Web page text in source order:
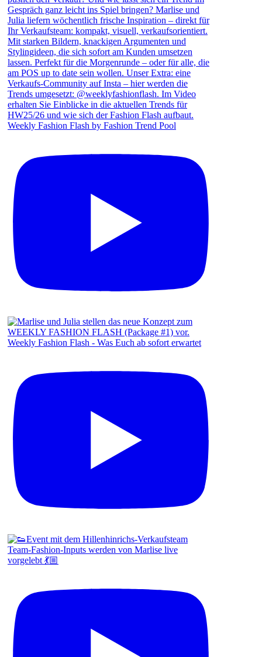
Weekly Fashion Flash by Fashion Trend Pool
Weekly Fashion Flash - Was Euch ab sofort erwartet
Team-Fashion-Inputs werden von Marlise live
vorgelebt 💃🏼